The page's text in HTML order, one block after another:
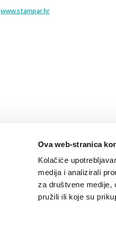
Ova web-stranica
Kolačiće
medija i analizirali
za društvene medije,
pružili ili koje su
www.stampar.hr
gerijatrija starenje